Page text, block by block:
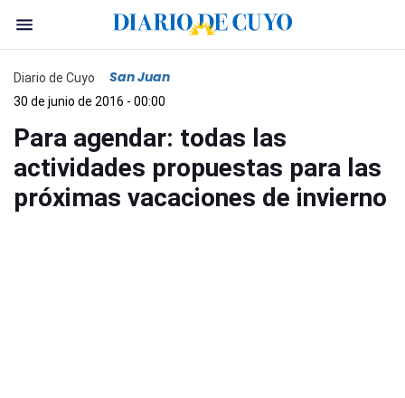
Diario de Cuyo San Juan
30 de junio de 2016 - 00:00
Para agendar: todas las
actividades propuestas para las
próximas vacaciones de invierno